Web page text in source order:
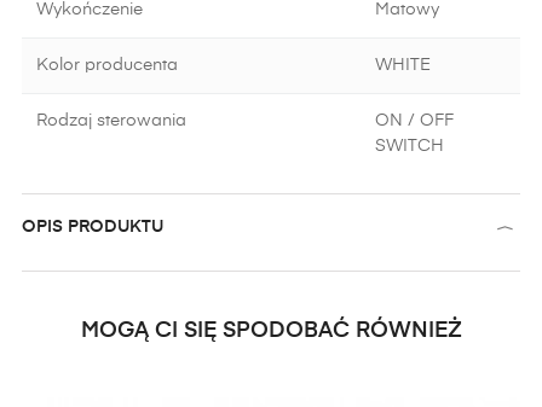
Wykończenie Matowy
Kolor producenta WHITE
Rodzaj sterowania
ON / OFF
SWITCH
OPIS PRODUKTU
MOGĄ CI SIĘ SPODOBAĆ RÓWNIEŻ